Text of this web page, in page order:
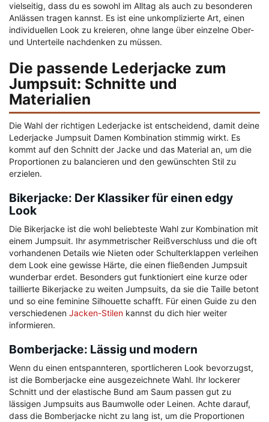
vielseitig, dass du es sowohl im Alltag als auch zu besonderen
Anlässen tragen kannst. Es ist eine unkomplizierte Art, einen
individuellen Look zu kreieren, ohne lange über einzelne Ober-
und Unterteile nachdenken zu müssen.
Die passende Lederjacke zum
Jumpsuit: Schnitte und
Materialien
Die Wahl der richtigen Lederjacke ist entscheidend, damit deine
Lederjacke Jumpsuit Damen Kombination stimmig wirkt. Es
kommt auf den Schnitt der Jacke und das Material an, um die
Proportionen zu balancieren und den gewünschten Stil zu
erzielen.
Bikerjacke: Der Klassiker für einen edgy
Look
Die Bikerjacke ist die wohl beliebteste Wahl zur Kombination mit
einem Jumpsuit. Ihr asymmetrischer Reißverschluss und die oft
vorhandenen Details wie Nieten oder Schulterklappen verleihen
dem Look eine gewisse Härte, die einen fließenden Jumpsuit
wunderbar erdet. Besonders gut funktioniert eine kurze oder
taillierte Bikerjacke zu weiten Jumpsuits, da sie die Taille betont
und so eine feminine Silhouette schafft. Für einen Guide zu den
verschiedenen Jacken-Stilen kannst du dich hier weiter
informieren.
Bomberjacke: Lässig und modern
Wenn du einen entspannteren, sportlicheren Look bevorzugst,
ist die Bomberjacke eine ausgezeichnete Wahl. Ihr lockerer
Schnitt und der elastische Bund am Saum passen gut zu
lässigen Jumpsuits aus Baumwolle oder Leinen. Achte darauf,
dass die Bomberjacke nicht zu lang ist, um die Proportionen